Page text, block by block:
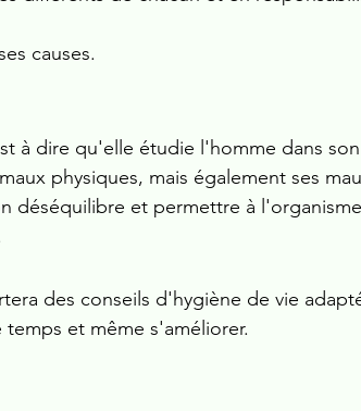
causes.
à dire qu'elle étudie l'homme dans
physiques, mais également ses
déséquilibre et permettre à
des conseils d'hygiène de vie
et même s'améliorer.